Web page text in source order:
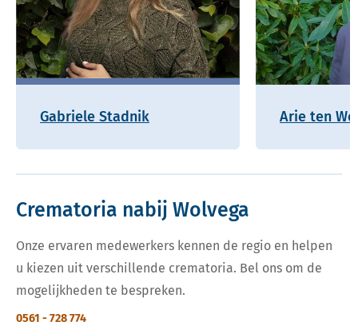
Gabriele Stadnik Arie ten
Crematoria nabij Wolvega
Onze ervaren medewerkers kennen de regio en helpen
u kiezen uit verschillende crematoria. Bel ons om de
mogelijkheden te bespreken.
0561 - 728 774